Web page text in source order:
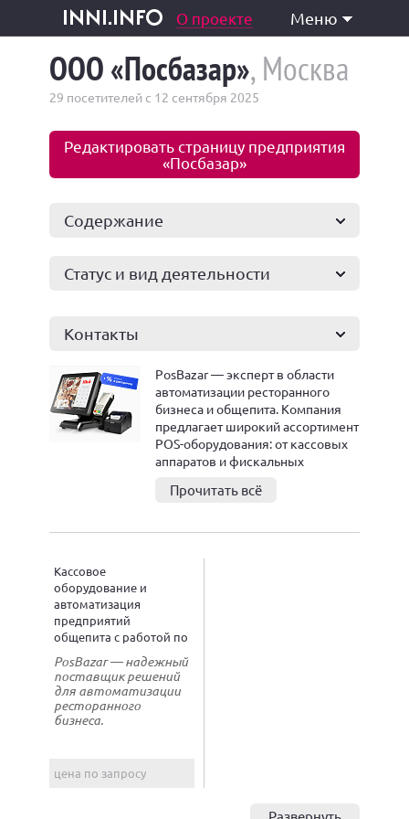
inni.info
и услуги О проекте Меню
ООО «Посбазар», Москва
29 посетителей с 12 сентября 2025
Редактировать страницу предприятия
«Посбазар»
Содержание
Статус и вид деятельности
Контакты
Прочитать всё
PosBazar — эксперт в области
автоматизации ресторанного
бизнеса и общепита. Компания
предлагает широкий ассортимент
POS-оборудования: от кассовых
аппаратов и фискальных
чеков и сканеров штрихкодов.
обеспечение — iiko,
также обеспечивает полную
и установку, обучение
сотрудников и предлагает
Кассовое
оборудование и
автоматизация
предприятий
общепита с работой по
PosBazar — надежный
поставщик решений
для автоматизации
ресторанного
бизнеса.
цена по запросу